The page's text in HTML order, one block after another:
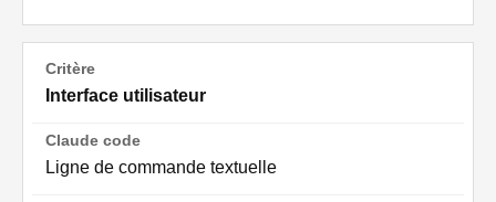
Interface utilisateur
Ligne de commande textuelle